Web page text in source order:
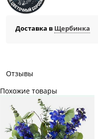
Доставка в Щербинка
Отзывы
Похожие товары